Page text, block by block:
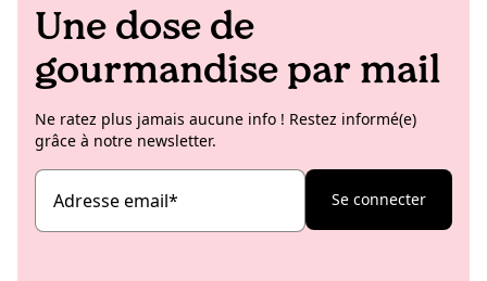
Une dose de
gourmandise par mail
Ne ratez plus jamais aucune info ! Restez informé(e)
grâce à notre newsletter.
Adresse email* Se connecter